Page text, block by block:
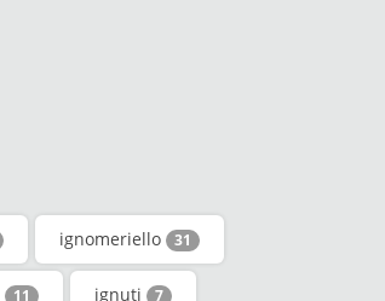
ignomeriello 31
11 ignuti 7